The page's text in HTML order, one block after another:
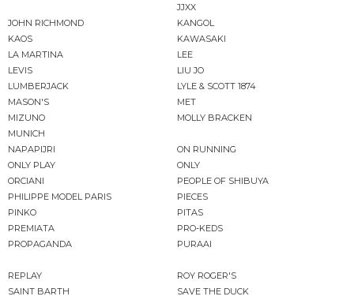
JJXX
JOHN RICHMOND
KANGOL
KAOS
KAWASAKI
LA MARTINA
LEE
LEVIS
LIU JO
LUMBERJACK
LYLE & SCOTT 1874
MASON'S
MET
MIZUNO
MOLLY BRACKEN
MUNICH
NAPAPIJRI
ON RUNNING
ONLY PLAY
ONLY
ORCIANI
PEOPLE OF SHIBUYA
PHILIPPE MODEL PARIS
PIECES
PINKO
PITAS
PREMIATA
PRO-KEDS
PROPAGANDA
PURAAI
REPLAY
ROY ROGER'S
SAINT BARTH
SAVE THE DUCK